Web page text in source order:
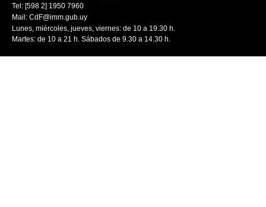
Tel: [598 2] 1950 7960
Mail: CdF@imm.gub.uy
Lunes, miércoles, jueves, viernes: de 10 a 19.30 h.
Martes: de 10 a 21 h. Sábados de 9.30 a 14.30 h.